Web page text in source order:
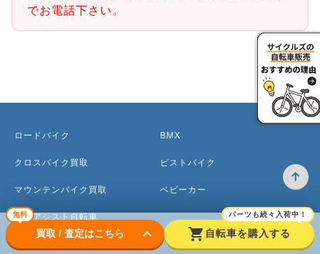
でお電話下さい。
無料
買取 / 査定はこちら keyboard_arrow_down shopping_cart
パーツも続々入荷中！
自転車を購入する
ロードバイク
クロスバイク買取
マウンテンバイク買取
電動アシスト自転車
BMX
ピストバイク
ベビーカー